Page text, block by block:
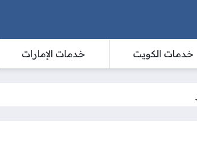
خدمات الكويت خدمات الإمارات